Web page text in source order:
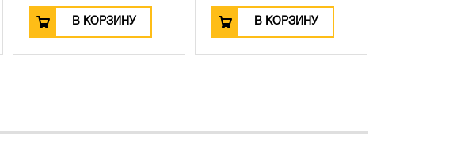
В КОРЗИНУ В КОРЗИНУ